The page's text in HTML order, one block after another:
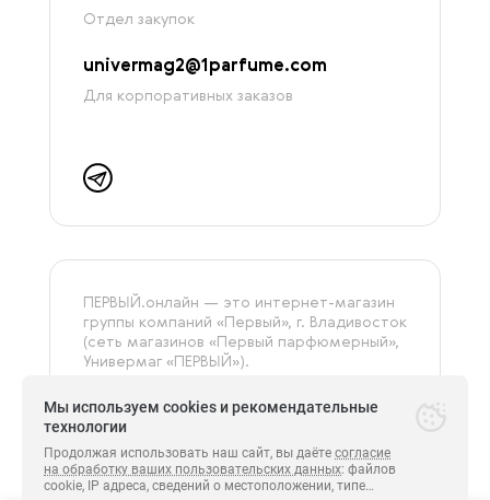
Отдел закупок
univermag2@1parfume.com
Для корпоративных заказов
ПЕРВЫЙ.онлайн — это интернет-магазин
группы компаний «‎Первый», г. Владивосток
(сеть магазинов «Первый парфюмерный»,
Универмаг «ПЕРВЫЙ»).
оригинальная и сертифицированная
продукция.
Все права защищены.
Мы используем cookies и рекомендательные
технологии
Продолжая использовать наш сайт, вы даёте согласие
на обработку ваших пользовательских данных: файлов
cookie, IP адреса, сведений о местоположении, типе